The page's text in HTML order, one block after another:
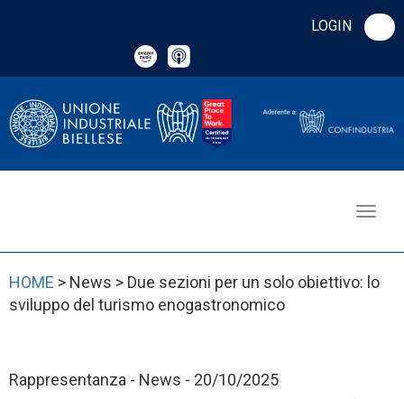
LOGIN
HOME > News > Due sezioni per un solo obiettivo: lo
sviluppo del turismo enogastronomico
Rappresentanza - News - 20/10/2025